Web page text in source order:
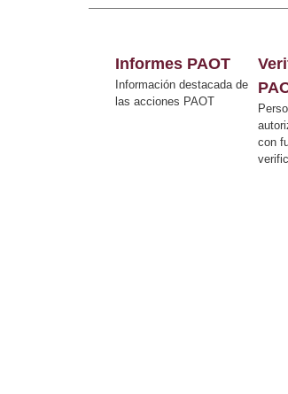
Informes PAOT
Información destacada de
las acciones PAOT
con